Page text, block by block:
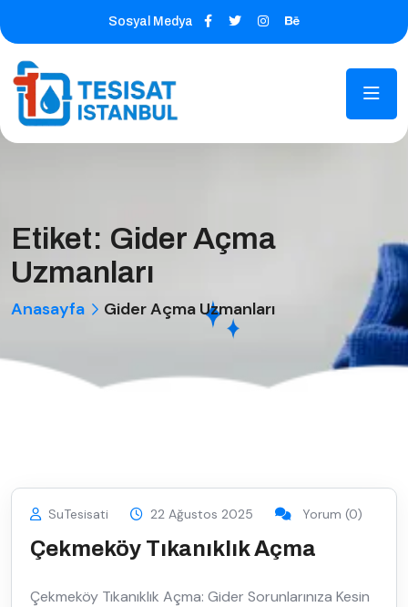
Sosyal Medya
Etiket: Gider Açma
Uzmanları
Anasayfa Gider Açma Uzmanları
SuTesisati 22 Ağustos 2025 Yorum (0)
Çekmeköy Tıkanıklık Açma
Çekmeköy Tıkanıklık Açma: Gider Sorunlarınıza Kesin